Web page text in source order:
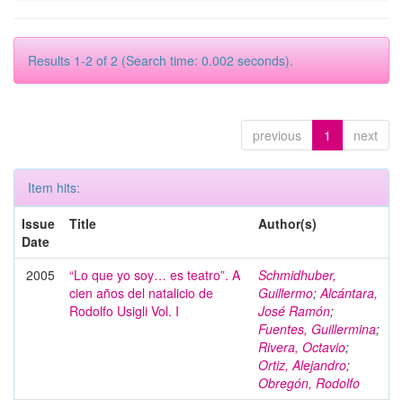
Results 1-2 of 2 (Search time: 0.002 seconds).
previous 1 next
Item hits:
Issue
Date
Title Author(s)
2005
“Lo que yo soy… es teatro”. A
cien años del natalicio de
Rodolfo Usigli Vol. I
Schmidhuber,
Guillermo;Alcántara,
José Ramón;
Fuentes, Guillermina;
Rivera, Octavio;
Ortiz, Alejandro;
Obregón, Rodolfo